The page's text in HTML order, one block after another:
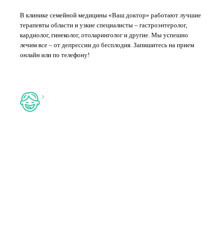
В клинике семейной медицины «Ваш доктор» работают лучшие
терапевты области и узкие специалисты – гастроэнтеролог,
кардиолог, гинеколог, отоларинголог и другие. Мы успешно
лечим все – от депрессии до бесплодия. Запишитесь на прием
онлайн или по телефону!